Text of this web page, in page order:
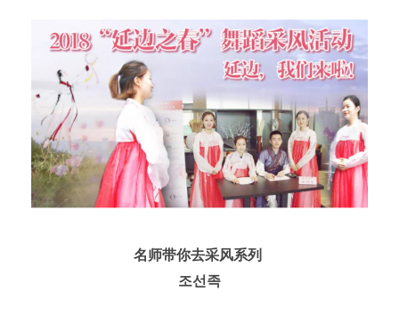
名师带你去采风系列
조선족